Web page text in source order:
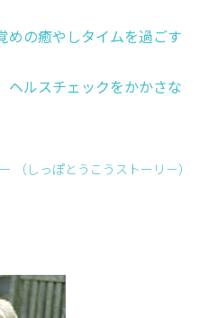
の癒やしタイムを過ごす
ルスチェックをかかさな
（しっぽとうこうストーリ－）